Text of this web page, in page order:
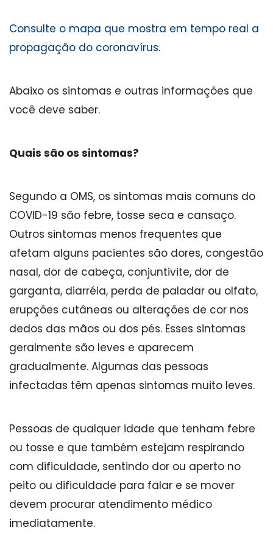
Consulte o mapa que mostra em tempo real a
propagação do coronavírus.
Abaixo os sintomas e outras informações que
você deve saber.
Quais são os sintomas?
Segundo a OMS, os sintomas mais comuns do
COVID-19 são febre, tosse seca e cansaço.
Outros sintomas menos frequentes que
afetam alguns pacientes são dores, congestão
nasal, dor de cabeça, conjuntivite, dor de
garganta, diarréia, perda de paladar ou olfato,
erupções cutâneas ou alterações de cor nos
dedos das mãos ou dos pés. Esses sintomas
geralmente são leves e aparecem
gradualmente. Algumas das pessoas
infectadas têm apenas sintomas muito leves.
Pessoas de qualquer idade que tenham febre
ou tosse e que também estejam respirando
com dificuldade, sentindo dor ou aperto no
peito ou dificuldade para falar e se mover
devem procurar atendimento médico
imediatamente.